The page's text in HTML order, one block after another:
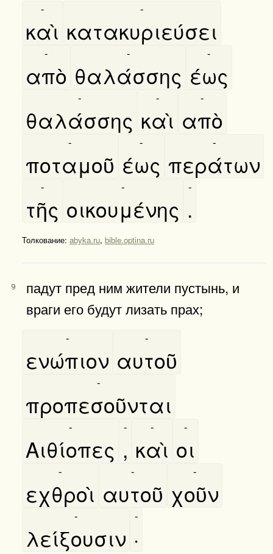
καὶ
-
κατακυριεύσει
-
απὸ
-
θαλάσσης
-
έως
-
θαλάσσης
-
καὶ
-
απὸ
-
ποταμοῦ
-
έως
-
περάτων
-
τῆς
-
οικουμένης
-
.
-
Толкование: abyka.ru, bible.optina.ru
9
падут пред ним жители пустынь, и
враги его будут лизать прах;
ενώπιον
-
αυτοῦ
-
προπεσοῦνται
-
Αιθίοπες
-
,
-
καὶ
-
οι
-
εχθροὶ
-
αυτοῦ
-
χοῦν
-
λείξουσιν
-
·
-